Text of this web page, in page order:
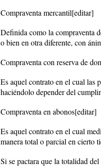
Compraventa mercantil[editar]
Definida como la compraventa
o bien en otra diferente, con
Compraventa con reserva de
Es aquel contrato en el cual las
haciéndolo depender del
Compraventa en abonos[editar]
Es aquel contrato en el cual
manera total o parcial en cierto
Si se pactara que la totalidad